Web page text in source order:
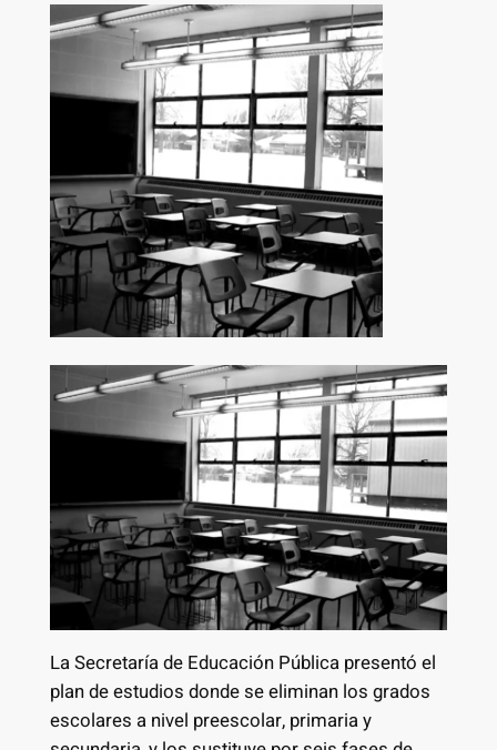
La Secretaría de Educación Pública presentó el
plan de estudios donde se eliminan los grados
escolares a nivel preescolar, primaria y